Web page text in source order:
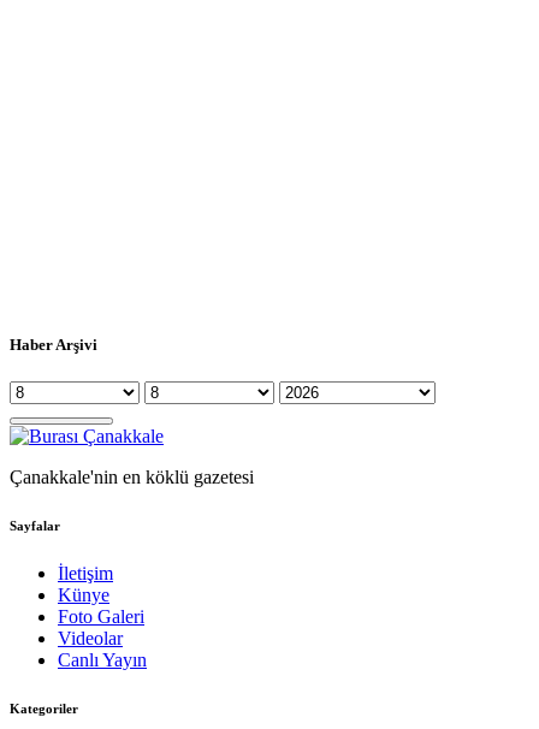
Haber Arşivi
Çanakkale'nin en köklü gazetesi
Sayfalar
İletişim
Künye
Foto Galeri
Videolar
Canlı Yayın
Kategoriler